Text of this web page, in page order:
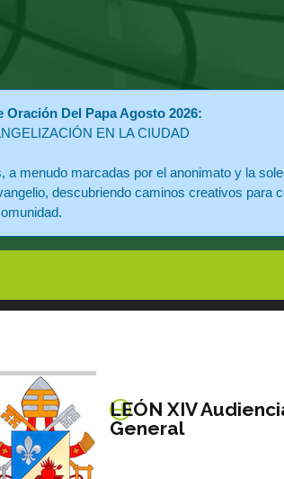
Oración Del Papa Agosto 2026:
EN LA CIUDAD
menudo marcadas por el anonimato y la
descubriendo caminos creativos para
LEÓN XIV
General